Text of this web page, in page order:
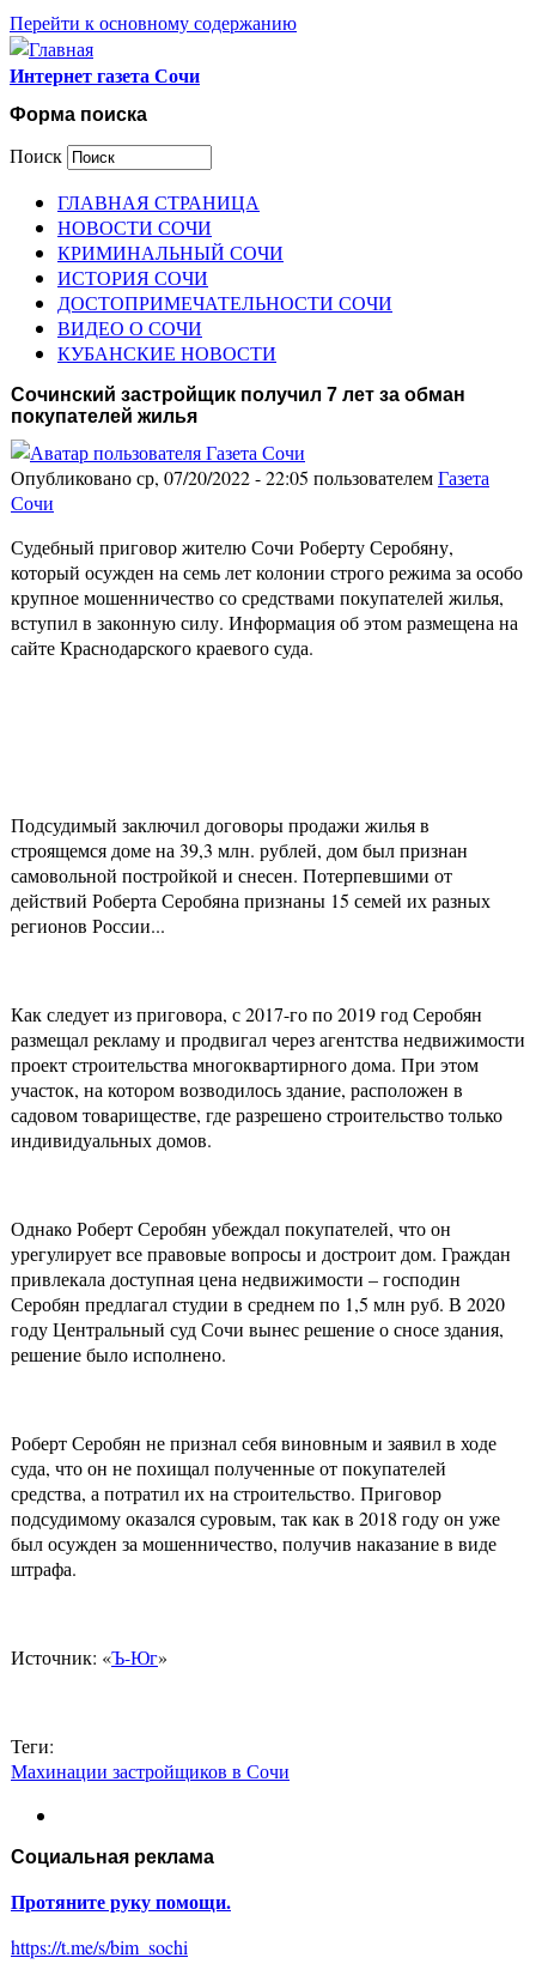
Перейти к основному содержанию
Интернет газета Сочи
Форма поиска
Поиск
ГЛАВНАЯ СТРАНИЦА
НОВОСТИ СОЧИ
КРИМИНАЛЬНЫЙ СОЧИ
ИСТОРИЯ СОЧИ
ДОСТОПРИМЕЧАТЕЛЬНОСТИ СОЧИ
ВИДЕО О СОЧИ
КУБАНСКИЕ НОВОСТИ
Сочинский застройщик получил 7 лет за обман
покупателей жилья
Опубликовано ср, 07/20/2022 - 22:05 пользователемГазета
Сочи
Судебный приговор жителю Сочи Роберту Серобяну,
который осужден на семь лет колонии строго режима за особо
крупное мошенничество со средствами покупателей жилья,
вступил в законную силу. Информация об этом размещена на
сайте Краснодарского краевого суда.
Подсудимый заключил договоры продажи жилья в
строящемся доме на 39,3 млн. рублей, дом был признан
самовольной постройкой и снесен. Потерпевшими от
действий Роберта Серобяна признаны 15 семей их разных
регионов России...
Как следует из приговора, с 2017-го по 2019 год Серобян
размещал рекламу и продвигал через агентства недвижимости
проект строительства многоквартирного дома. При этом
участок, на котором возводилось здание, расположен в
садовом товариществе, где разрешено строительство только
индивидуальных домов.
Однако Роберт Серобян убеждал покупателей, что он
урегулирует все правовые вопросы и достроит дом. Граждан
привлекала доступная цена недвижимости – господин
Серобян предлагал студии в среднем по 1,5 млн руб. В 2020
году Центральный суд Сочи вынес решение о сносе здания,
решение было исполнено.
Роберт Серобян не признал себя виновным и заявил в ходе
суда, что он не похищал полученные от покупателей
средства, а потратил их на строительство. Приговор
подсудимому оказался суровым, так как в 2018 году он уже
был осужден за мошенничество, получив наказание в виде
штрафа.
Источник: «Ъ-Юг»
Теги:
Махинации застройщиков в Сочи
Социальная реклама
Протяните руку помощи.
https://t.me/s/bim_sochi